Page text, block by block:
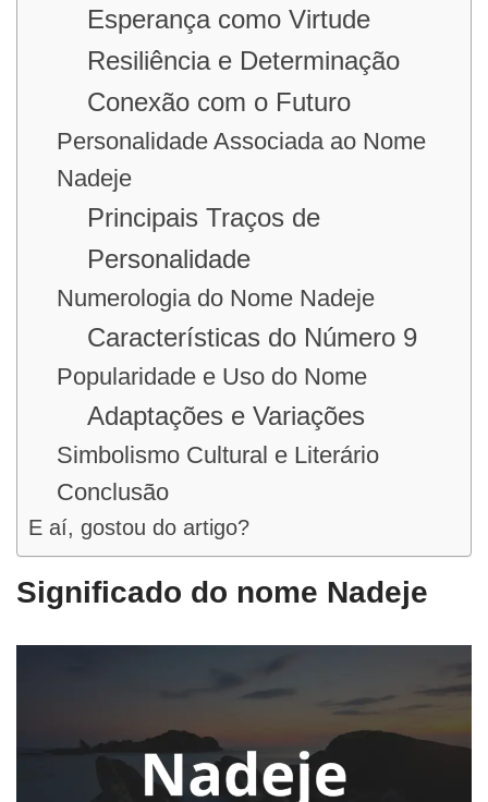
Esperança como Virtude
Resiliência e Determinação
Conexão com o Futuro
Personalidade Associada ao Nome
Nadeje
Principais Traços de
Personalidade
Numerologia do Nome Nadeje
Características do Número 9
Popularidade e Uso do Nome
Adaptações e Variações
Simbolismo Cultural e Literário
Conclusão
E aí, gostou do artigo?
Significado do nome Nadeje